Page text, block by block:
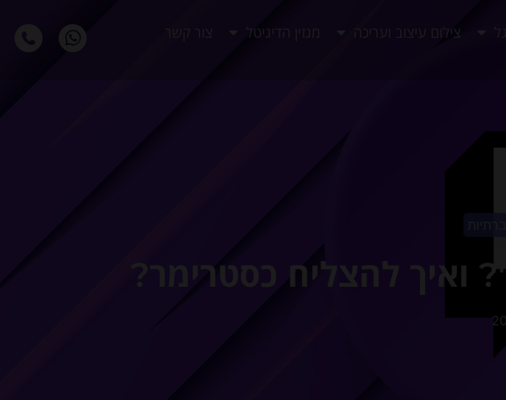
צילום עיצוב ועריכה מגזין הדיגיטל
ואיך להצליח כסטרימר?